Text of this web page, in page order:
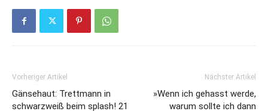
Vorheriger Artikel
Gänsehaut: Trettmann in
schwarzweiß beim splash! 21
Nächster Artikel
»Wenn ich gehasst werde,
warum sollte ich dann